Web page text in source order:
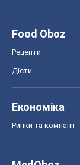
Food Oboz
Рецепти
Дієти
Економіка
Ринки та компанії